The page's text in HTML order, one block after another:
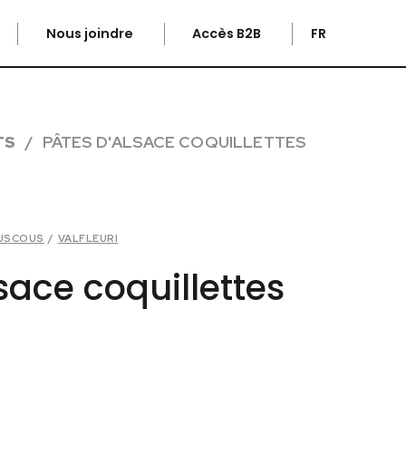
Nous joindre Accès B2B FR
PÂTES D'ALSACE COQUILLETTES
/ VALFLEURI
coquillettes